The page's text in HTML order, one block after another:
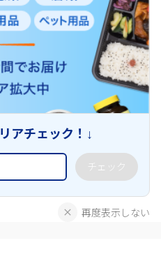
アチェック！↓
チェック
再度表示しない